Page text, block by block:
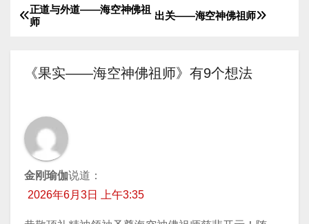
文
导
出关——海空神佛祖师
正道与外道——海空神佛祖
师
《果实——海空神佛祖师》有9个想法
金刚瑜伽说道：
2026年6月3日 上午3:35